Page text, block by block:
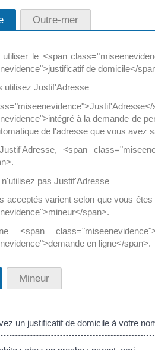
Outre-mer
le <span
de domicile</
utilisez Justif'Adresse
à la demande de
de l'adresse que vous avez
<span
pas Justif'Adresse
acceptés varient selon que vous
span>.
<span
en ligne</span>.
Mineur
un justificatif de domicile à votre
sol, abritera un hall d’accueil avec […]